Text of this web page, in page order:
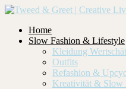
Home
Slow Fashion & Lifestyle
Kleidung
Outfits
Refashion &
Kreativität & Slow